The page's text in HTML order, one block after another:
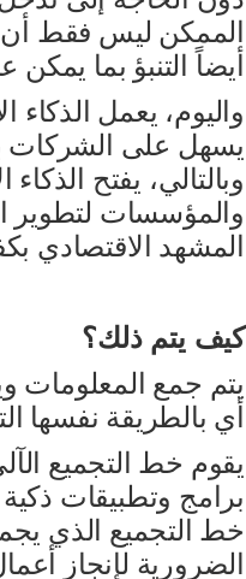
الممكن ليس فقط أن
أيضاً التنبؤ بما
واليوم، يعمل
يسهل على الشركات
وبالتالي، يفتح
والمؤسسات لتطوير
المشهد الاقتصادي
كيف يتم ذلك؟
يتم جمع المعلومات
أي بالطريقة نفسها
يقوم خط التجميع
برامج وتطبيقات
خط التجميع الذي